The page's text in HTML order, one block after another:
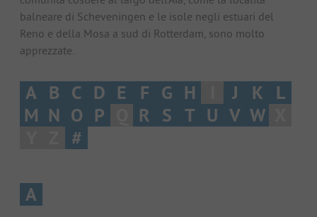
balneare di Scheveningen e le isole negli estuari del
Reno e della Mosa a sud di Rotterdam, sono molto
apprezzate.
A B C D E F G H J K
L
M N O P R S T U V W
#
A